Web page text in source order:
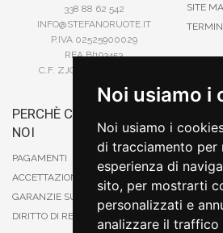
Noi usiamo i
Noi usiamo i
di tracciamento per
esperienza di
sito, per mostrarti
personalizzati e
analizzare il traffico
338 88 62 542
INFO@STEFANORUOTE.IT
P.IVA 02525900029
REA BI193453
C.F. ZJOSFN73H14A859X
SITE
PERCHÈ COMPRARE DA
NOI
PAGAMENTI
ACCETTAZIONE DEGLI ORDINI
GARANZIE SUI PRODOTTI
DIRITTO DI RECESSO